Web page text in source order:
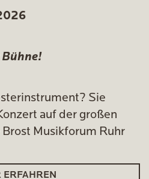
Sie
auf der großen
Brost Musikforum Ruhr
ERFAHREN